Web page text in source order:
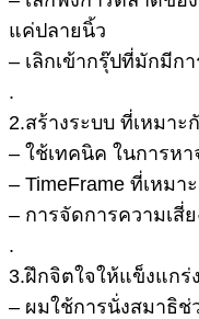
แค่ปลายนิ้ว
– เลิกเข้ากรุ๊ปที่มักมีก
.
2.สร้างระบบ ที่เหมาะ
– ใช้เทคนิค ในการห
– TimeFrame ที่เหม
– การจัดการความเสี่
.
3.ฝึกจิตใจให้แข็งแกร่ง
– ผมใช้การนั่งสมาธิช่